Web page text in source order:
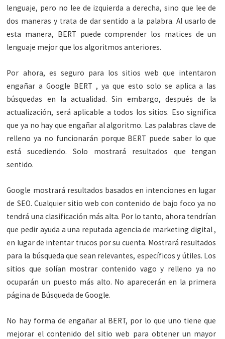
lenguaje, pero no lee de izquierda a derecha, sino que lee de
dos maneras y trata de dar sentido a la palabra. Al usarlo de
esta manera, BERT puede comprender los matices de un
lenguaje mejor que los algoritmos anteriores.
Por ahora, es seguro para los sitios web que intentaron
engañar a Google BERT , ya que esto solo se aplica a las
búsquedas en la actualidad. Sin embargo, después de la
actualización, será aplicable a todos los sitios. Eso significa
que ya no hay que engañar al algoritmo. Las palabras clave de
relleno ya no funcionarán porque BERT puede saber lo que
está sucediendo. Solo mostrará resultados que tengan
sentido.
Google mostrará resultados basados ​​en intenciones en lugar
de SEO. Cualquier sitio web con contenido de bajo foco ya no
tendrá una clasificación más alta. Por lo tanto, ahora tendrían
que pedir ayuda a una reputada agencia de marketing digital ,
en lugar de intentar trucos por su cuenta. Mostrará resultados
para la búsqueda que sean relevantes, específicos y útiles. Los
sitios que solían mostrar contenido vago y relleno ya no
ocuparán un puesto más alto. No aparecerán en la primera
página de Búsqueda de Google.
No hay forma de engañar al BERT, por lo que uno tiene que
mejorar el contenido del sitio web para obtener un mayor